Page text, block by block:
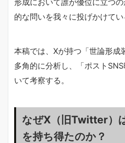
的な問いを我々に投げかけてい
本稿では、Xが持つ「世論形成
多角的に分析し、「ポスト
いて考察する。
なぜX（旧Twitter）
を持ち得たのか？